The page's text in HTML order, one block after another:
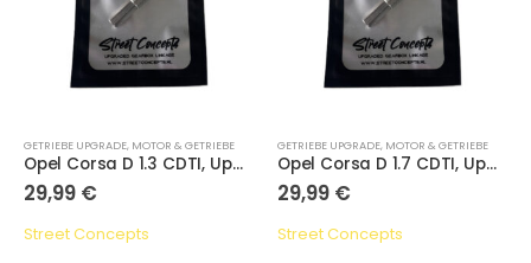
GETRIEBE UPGRADE, MOTOR & GETRIEBE
Opel Corsa D 1.3 CDTI, Upgraded Gearbox Linkage M32
29,99 €
Street Concepts
GETRIEBE UPGRADE, MOTOR & GETRIEBE
Opel Corsa D 1.7 CDTI, Upgraded Gearbox Linkage M32
29,99 €
Street Concepts